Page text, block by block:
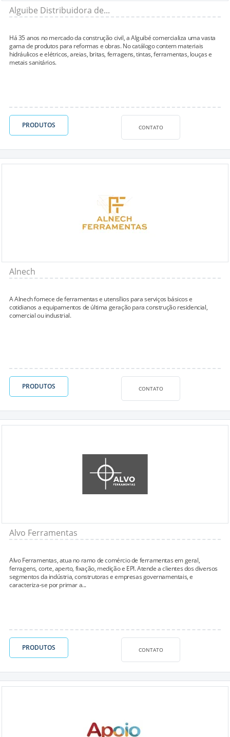
Alguibe Distribuidora de...
Há 35 anos no mercado da construção civil, a Alguibé comercializa uma vasta
gama de produtos para reformas e obras. No catálogo contem materiais
hidráulicos e elétricos, areias, britas, ferragens, tintas, ferramentas, louças e
metais sanitários.
PRODUTOS CONTATO
Alnech
A Alnech fornece de ferramentas e utensílios para serviços básicos e
cotidianos a equipamentos de última geração para construção residencial,
comercial ou industrial.
PRODUTOS CONTATO
Alvo Ferramentas
Alvo Ferramentas, atua no ramo de comércio de ferramentas em geral,
ferragens, corte, aperto, fixação, medição e EPI. Atende a clientes dos diversos
segmentos da indústria, construtoras e empresas governamentais, e
caracteriza-se por primar a...
PRODUTOS CONTATO